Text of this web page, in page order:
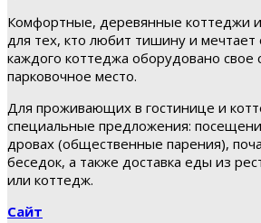
Комфортные, деревянные коттеджи
для тех, кто любит тишину и
каждого коттеджа оборудовано свое
парковочное место.
Для проживающих в гостинице и
специальные предложения:
дровах (общественные парения),
беседок, а также доставка еды из
или коттедж.
Сайт